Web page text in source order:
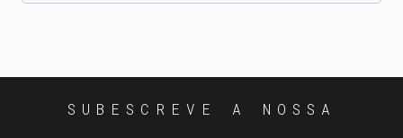
SUBESCREVE A NOSSA